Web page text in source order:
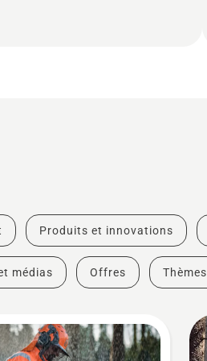
Produits et innovations
médias Offres Thèmes